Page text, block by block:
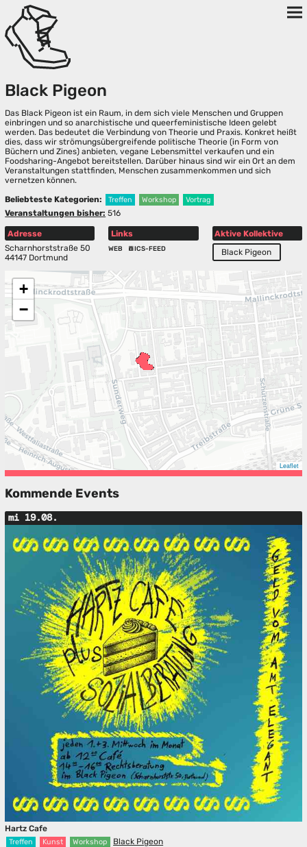
Black Pigeon
Das Black Pigeon ist ein Raum, in dem sich viele Menschen und Gruppen
einbringen und so anarchistische und queerfeministische Ideen gelebt
werden. Das bedeutet die Verbindung von Theorie und Praxis. Konkret heißt
dies, dass wir strömungsübergreifende politische Theorie (in Form von
Büchern und Zines) anbieten, vegane Lebensmittel verkaufen und ein
Foodsharing-Angebot bereitstellen. Darüber hinaus sind wir ein Ort an dem
Veranstaltungen stattfinden, Menschen zusammenkommen und sich
vernetzen können.
Beliebteste Kategorien:
Treffen Workshop Vortrag
Veranstaltungen bisher: 516
Adresse
Scharnhorststraße 50
44147 Dortmund
Links
WEB ICS-FEED
Aktive Kollektive
Black Pigeon
+
−
Leaflet
Kommende Events
mi 19.08.
Hartz Cafe
Treffen Kunst Workshop Black Pigeon